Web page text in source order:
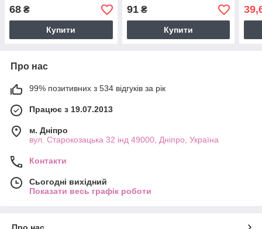
68 ₴
Купити
91₴
Купити
Про нас
99% позитивних з 534 відгуків за рік
Працює з 19.07.2013
м. Дніпро
вул. Старокозацька 32 інд 49000, Дніпро, Україна
Контакти
Сьогодні вихідний
Показати весь графік роботи